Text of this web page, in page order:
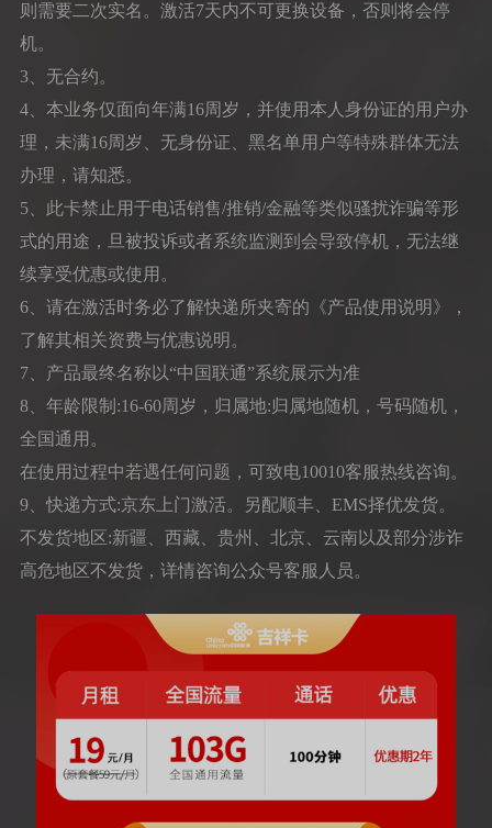
则需要二次实名。激活7天内不可更换设备，否则将会停
机。
3、无合约。
4、本业务仅面向年满16周岁，并使用本人身份证的用户办
理，未满16周岁、无身份证、黑名单用户等特殊群体无法
办理，请知悉。
5、此卡禁止用于电话销售/推销/金融等类似骚扰诈骗等形
式的用途，旦被投诉或者系统监测到会导致停机，无法继
续享受优惠或使用。
6、请在激活时务必了解快递所夹寄的《产品使用说明》，
了解其相关资费与优惠说明。
7、产品最终名称以“中国联通”系统展示为准
8、年龄限制:16-60周岁，归属地:归属地随机，号码随机，
全国通用。
在使用过程中若遇任何问题，可致电10010客服热线咨询。
9、快递方式:京东上门激活。另配顺丰、EMS择优发货。
不发货地区:新疆、西藏、贵州、北京、云南以及部分涉诈
高危地区不发货，详情咨询公众号客服人员。